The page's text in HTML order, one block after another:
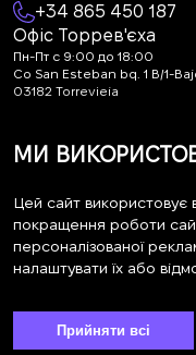
+34 865 450 187
Офіс Торрев'єха
Пн-Пт с 9:00 до 18:00
Co San Esteban bq. 1 B/1-
03182 Torrevieja
life.estate
Підпишіться на наші
МИ
Цей сайт використовує
покращення роботи
персоналізованої
налаштувати їх або
Прийняти всі